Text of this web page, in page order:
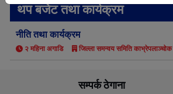
थप बजेट तथा कार्यक्रम
नीति तथा कार्यक्रम
२ महिना अगाडि जिल्ला समन्वय समिति काभ्रेपलाञ्चोक
सम्पर्क ठेगाना